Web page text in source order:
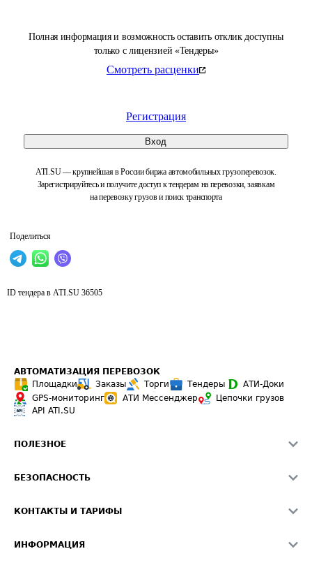
Полная информация и возможность оставить отклик доступны
только с лицензией «Тендеры»
Смотреть расценки
Регистрация
Вход
ATI.SU — крупнейшая в России биржа автомобильных грузоперевозок.
Зарегистрируйтесь и получите доступ к тендерам на перевозки, заявкам
на перевозку грузов и поиск транспорта
Поделиться
ID тендера в ATI.SU 36505
АВТОМАТИЗАЦИЯ ПЕРЕВОЗОК
Площадки
Заказы Торги Тендеры
АТИ-Доки
GPS-мониторинг
АТИ Мессенджер
Цепочки грузов
API ATI.SU
ПОЛЕЗНОЕ
Звезды ATI.SU на вашем сайте
Средние ставки
БЕЗОПАСНОСТЬ
Светофор+
КОНТАКТЫ И ТАРИФЫ
ИНФОРМАЦИЯ